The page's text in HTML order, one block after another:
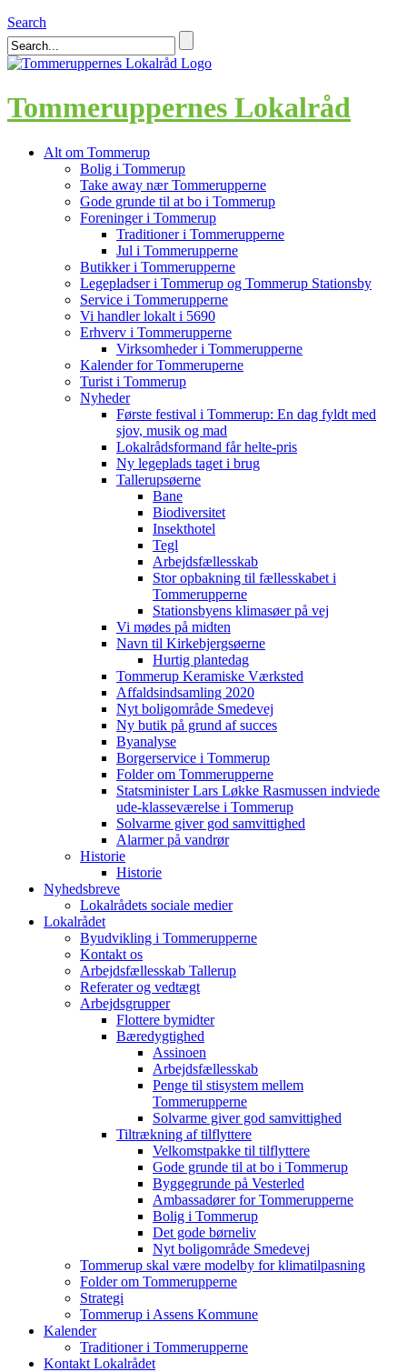
Search
Tommeruppernes Lokalråd
Alt om Tommerup
Bolig i Tommerup
Take away nær Tommerupperne
Gode grunde til at bo i Tommerup
Foreninger i Tommerup
Traditioner i Tommerupperne
Jul i Tommerupperne
Butikker i Tommerupperne
Legepladser i Tommerup og Tommerup Stationsby
Service i Tommerupperne
Vi handler lokalt i 5690
Erhverv i Tommerupperne
Virksomheder i Tommerupperne
Kalender for Tommeruperne
Turist i Tommerup
Nyheder
Første festival i Tommerup: En dag fyldt med
sjov, musik og mad
Lokalrådsformand får helte-pris
Ny legeplads taget i brug
Tallerupsøerne
Bane
Biodiversitet
Insekthotel
Tegl
Arbejdsfællesskab
Stor opbakning til fællesskabet i
Tommerupperne
Stationsbyens klimasøer på vej
Vi mødes på midten
Navn til Kirkebjergsøerne
Hurtig plantedag
Tommerup Keramiske Værksted
Affaldsindsamling 2020
Nyt boligområde Smedevej
Ny butik på grund af succes
Byanalyse
Borgerservice i Tommerup
Folder om Tommerupperne
Statsminister Lars Løkke Rasmussen indviede
ude-klasseværelse i Tommerup
Solvarme giver god samvittighed
Alarmer på vandrør
Historie
Historie
Nyhedsbreve
Lokalrådets sociale medier
Lokalrådet
Byudvikling i Tommerupperne
Kontakt os
Arbejdsfællesskab Tallerup
Referater og vedtægt
Arbejdsgrupper
Flottere bymidter
Bæredygtighed
Assinoen
Arbejdsfællesskab
Penge til stisystem mellem
Tommerupperne
Solvarme giver god samvittighed
Tiltrækning af tilflyttere
Velkomstpakke til tilflyttere
Gode grunde til at bo i Tommerup
Byggegrunde på Vesterled
Ambassadører for Tommerupperne
Bolig i Tommerup
Det gode børneliv
Nyt boligområde Smedevej
Tommerup skal være modelby for klimatilpasning
Folder om Tommerupperne
Strategi
Tommerup i Assens Kommune
Kalender
Traditioner i Tommerupperne
Kontakt Lokalrådet